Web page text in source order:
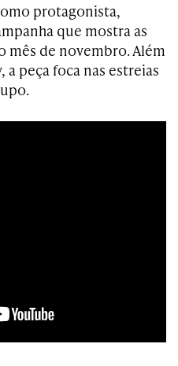
protagonista,
que mostra as
mês de novembro. Além
a peça foca nas estreias